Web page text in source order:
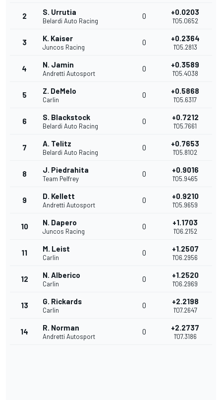
2 S. Urrutia
Belardi Auto Racing
0 +0.0203
1'05.0652
3 K. Kaiser
Juncos Racing
0 +0.2364
1'05.2813
4 N. Jamin
Andretti Autosport
0 +0.3589
1'05.4038
5 Z. DeMelo
Carlin
0 +0.5868
1'05.6317
6 S. Blackstock
Belardi Auto Racing
0 +0.7212
1'05.7661
7 A. Telitz
Belardi Auto Racing
0 +0.7653
1'05.8102
8 J. Piedrahita
Team Pelfrey
0 +0.9016
1'05.9465
9 D. Kellett
Andretti Autosport
0 +0.9210
1'05.9659
10 N. Dapero
Juncos Racing
0 +1.1703
1'06.2152
11 M. Leist
Carlin
0 +1.2507
1'06.2956
12 N. Alberico
Carlin
0 +1.2520
1'06.2969
13 G. Rickards
Carlin
0 +2.2198
1'07.2647
14 R. Norman
Andretti Autosport
0 +2.2737
1'07.3186